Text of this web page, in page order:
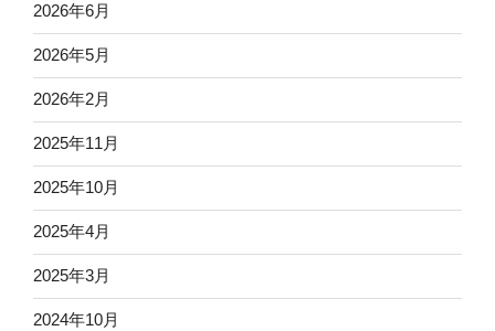
2026年6月
2026年5月
2026年2月
2025年11月
2025年10月
2025年4月
2025年3月
2024年10月